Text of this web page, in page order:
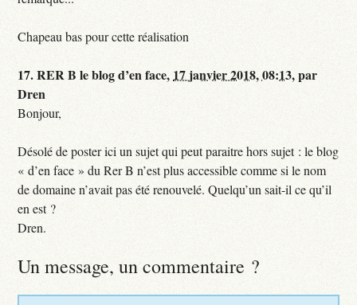
Chapeau bas pour cette réalisation
17.RER B le blog d’en face, 17 janvier 2018, 08:13,par
Dren
Bonjour,
Désolé de poster ici un sujet qui peut paraitre hors sujet : le blog
« d’en face » du Rer B n’est plus accessible comme si le nom
de domaine n’avait pas été renouvelé. Quelqu’un sait-il ce qu’il
en est ?
Dren.
Un message, un commentaire ?